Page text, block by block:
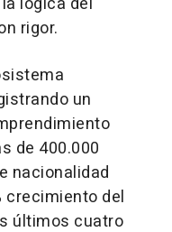
rigor.
un
de 400.000
nacionalidad
crecimiento del
últimos cuatro